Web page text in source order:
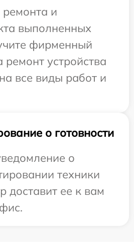
и
выполненных
фирменный
ремонт устройства
все виды работ и
о готовности
о
техники
доставит ее к вам